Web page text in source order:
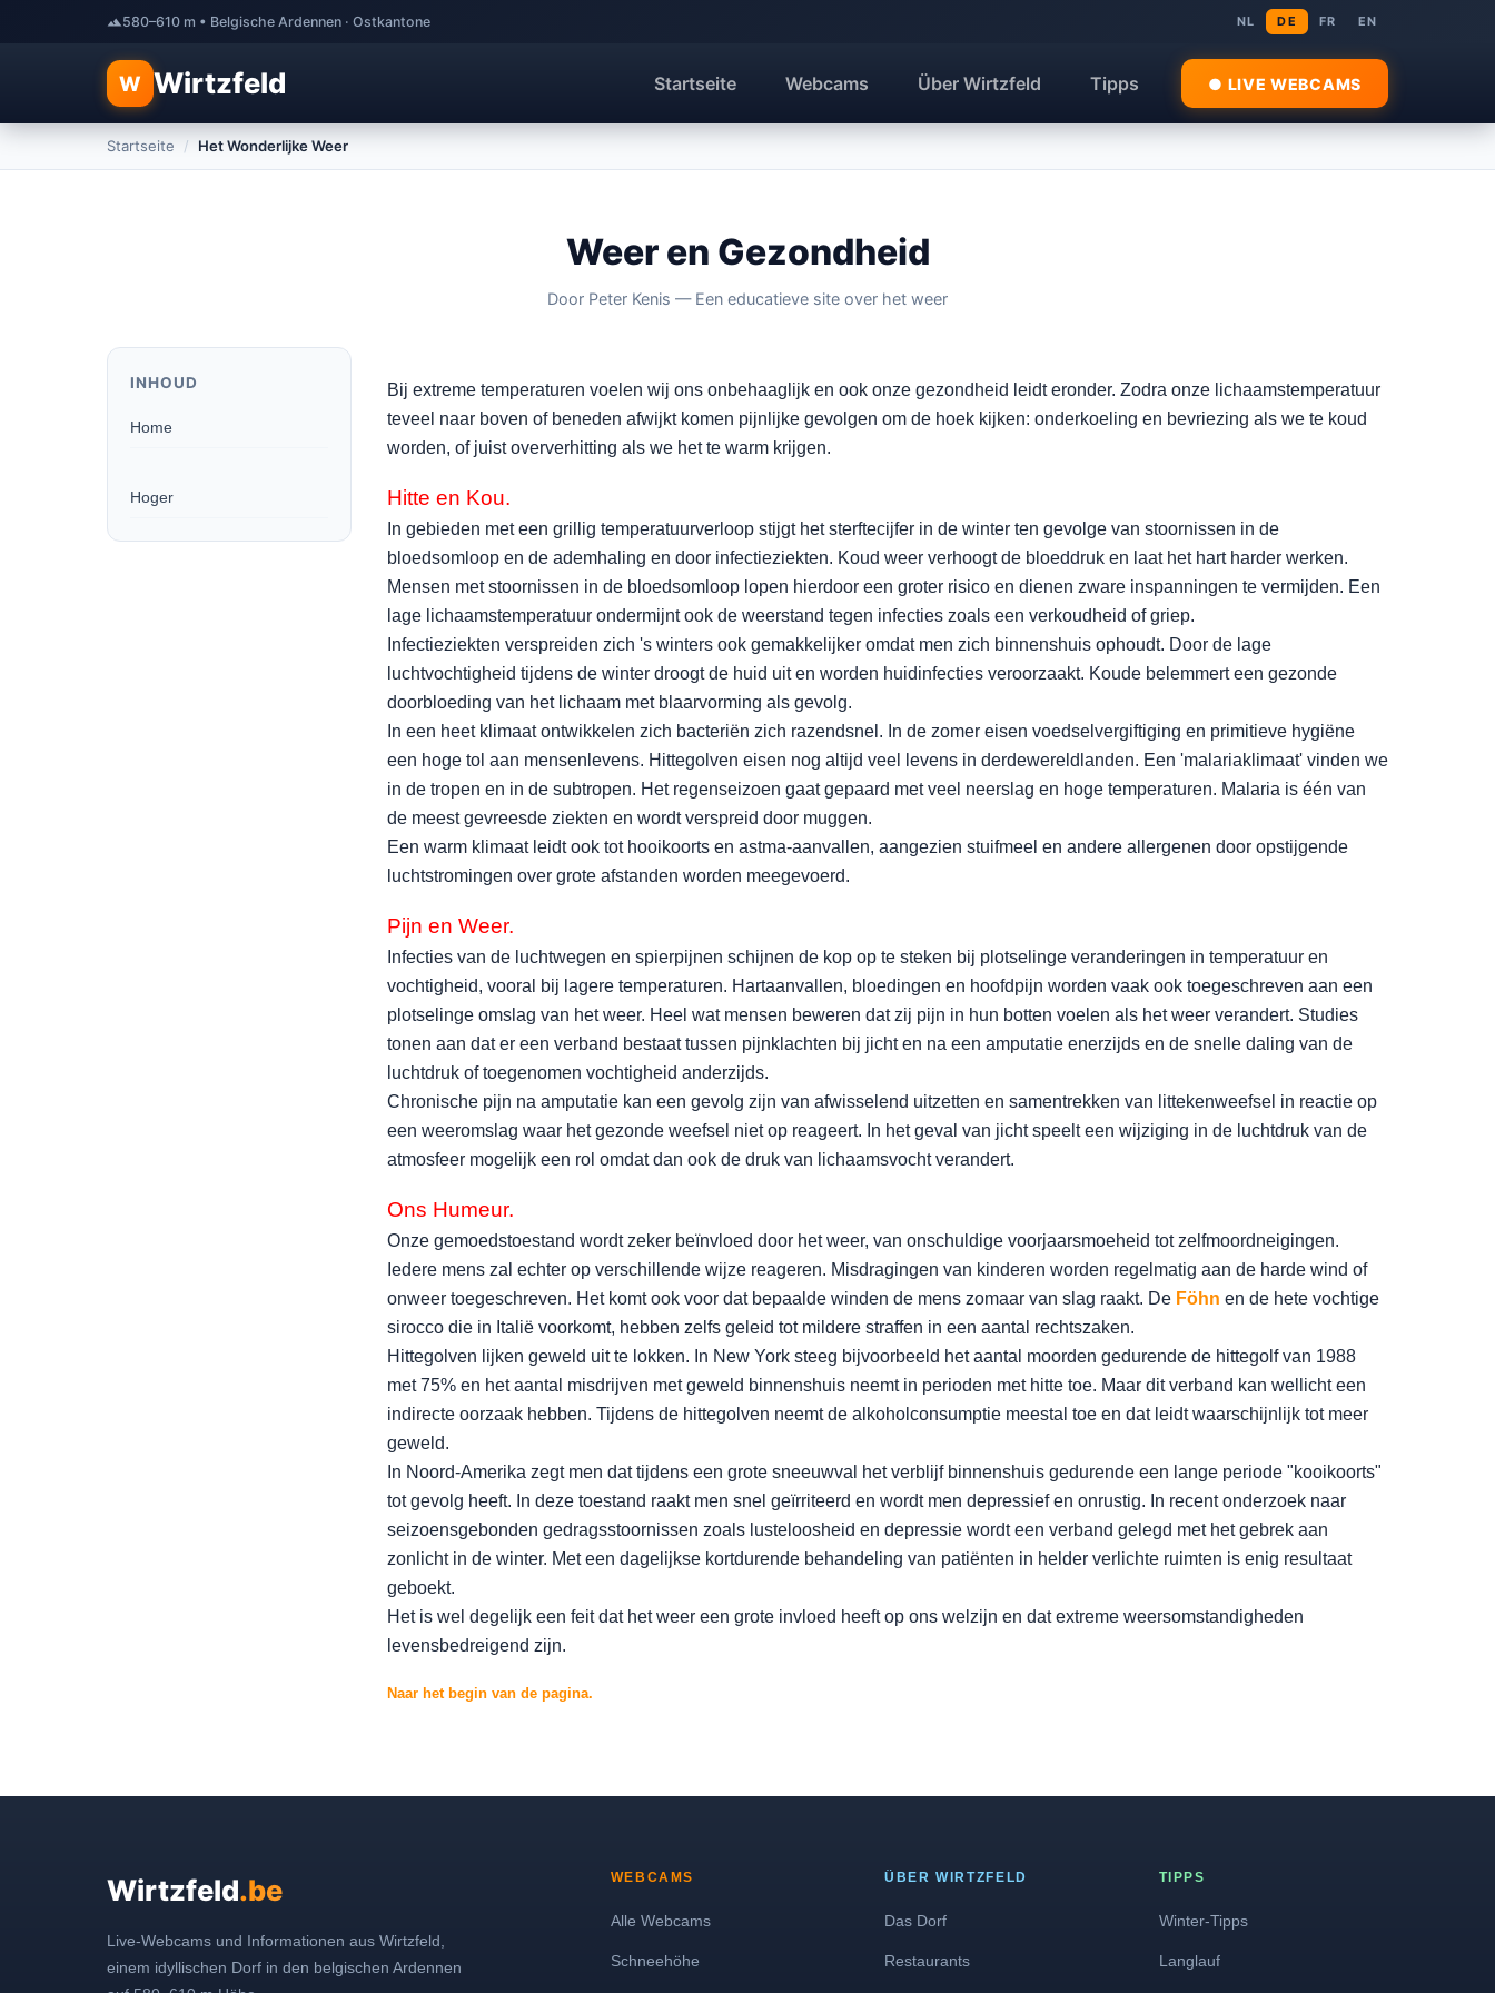
580–610 m • Belgische Ardennen · Ostkantone NL DE FR EN
W Wirtzfeld Startseite Webcams Über Wirtzfeld Tipps ● LIVE WEBCAMS
Startseite / Het Wonderlijke Weer
Weer en Gezondheid
Door Peter Kenis — Een educatieve site over het weer
INHOUD
Home
Hoger
Bij extreme temperaturen voelen wij ons onbehaaglijk en ook onze gezondheid leidt eronder. Zodra onze lichaamstemperatuur
teveel naar boven of beneden afwijkt komen pijnlijke gevolgen om de hoek kijken: onderkoeling en bevriezing als we te koud
worden, of juist oververhitting als we het te warm krijgen.
Hitte en Kou.
In gebieden met een grillig temperatuurverloop stijgt het sterftecijfer in de winter ten gevolge van stoornissen in de
bloedsomloop en de ademhaling en door infectieziekten. Koud weer verhoogt de bloeddruk en laat het hart harder werken.
Mensen met stoornissen in de bloedsomloop lopen hierdoor een groter risico en dienen zware inspanningen te vermijden. Een
lage lichaamstemperatuur ondermijnt ook de weerstand tegen infecties zoals een verkoudheid of griep.
Infectieziekten verspreiden zich 's winters ook gemakkelijker omdat men zich binnenshuis ophoudt. Door de lage
luchtvochtigheid tijdens de winter droogt de huid uit en worden huidinfecties veroorzaakt. Koude belemmert een gezonde
doorbloeding van het lichaam met blaarvorming als gevolg.
In een heet klimaat ontwikkelen zich bacteriën zich razendsnel. In de zomer eisen voedselvergiftiging en primitieve hygiëne
een hoge tol aan mensenlevens. Hittegolven eisen nog altijd veel levens in derdewereldlanden. Een 'malariaklimaat' vinden we
in de tropen en in de subtropen. Het regenseizoen gaat gepaard met veel neerslag en hoge temperaturen. Malaria is één van
de meest gevreesde ziekten en wordt verspreid door muggen.
Een warm klimaat leidt ook tot hooikoorts en astma-aanvallen, aangezien stuifmeel en andere allergenen door opstijgende
luchtstromingen over grote afstanden worden meegevoerd.
Pijn en Weer.
Infecties van de luchtwegen en spierpijnen schijnen de kop op te steken bij plotselinge veranderingen in temperatuur en
vochtigheid, vooral bij lagere temperaturen. Hartaanvallen, bloedingen en hoofdpijn worden vaak ook toegeschreven aan een
plotselinge omslag van het weer. Heel wat mensen beweren dat zij pijn in hun botten voelen als het weer verandert. Studies
tonen aan dat er een verband bestaat tussen pijnklachten bij jicht en na een amputatie enerzijds en de snelle daling van de
luchtdruk of toegenomen vochtigheid anderzijds.
Chronische pijn na amputatie kan een gevolg zijn van afwisselend uitzetten en samentrekken van littekenweefsel in reactie op
een weeromslag waar het gezonde weefsel niet op reageert. In het geval van jicht speelt een wijziging in de luchtdruk van de
atmosfeer mogelijk een rol omdat dan ook de druk van lichaamsvocht verandert.
Ons Humeur.
Onze gemoedstoestand wordt zeker beïnvloed door het weer, van onschuldige voorjaarsmoeheid tot zelfmoordneigingen.
Iedere mens zal echter op verschillende wijze reageren. Misdragingen van kinderen worden regelmatig aan de harde wind of
onweer toegeschreven. Het komt ook voor dat bepaalde winden de mens zomaar van slag raakt. De Föhn en de hete vochtige
sirocco die in Italië voorkomt, hebben zelfs geleid tot mildere straffen in een aantal rechtszaken.
Hittegolven lijken geweld uit te lokken. In New York steeg bijvoorbeeld het aantal moorden gedurende de hittegolf van 1988
met 75% en het aantal misdrijven met geweld binnenshuis neemt in perioden met hitte toe. Maar dit verband kan wellicht een
indirecte oorzaak hebben. Tijdens de hittegolven neemt de alkoholconsumptie meestal toe en dat leidt waarschijnlijk tot meer
geweld.
In Noord-Amerika zegt men dat tijdens een grote sneeuwval het verblijf binnenshuis gedurende een lange periode "kooikoorts"
tot gevolg heeft. In deze toestand raakt men snel geïrriteerd en wordt men depressief en onrustig. In recent onderzoek naar
seizoensgebonden gedragsstoornissen zoals lusteloosheid en depressie wordt een verband gelegd met het gebrek aan
zonlicht in de winter. Met een dagelijkse kortdurende behandeling van patiënten in helder verlichte ruimten is enig resultaat
geboekt.
Het is wel degelijk een feit dat het weer een grote invloed heeft op ons welzijn en dat extreme weersomstandigheden
levensbedreigend zijn.
Naar het begin van de pagina.
Wirtzfeld.be
Live-Webcams und Informationen aus Wirtzfeld,
einem idyllischen Dorf in den belgischen Ardennen
WEBCAMS
Alle Webcams
Schneehöhe
ÜBER WIRTZFELD
Das Dorf
Restaurants
TIPPS
Winter-Tipps
Langlauf